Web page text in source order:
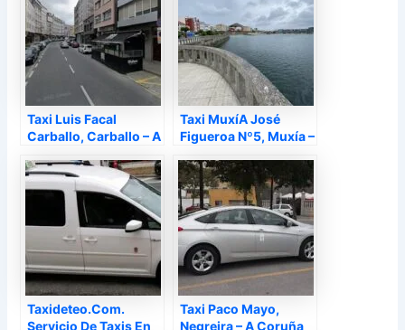
Taxi Luis Facal
Carballo, Carballo – A
Taxi MuxíA José
Figueroa Nº5, Muxía –
Taxideteo.Com.
Servicio De Taxis En
Taxi Paco Mayo,
Negreira – A Coruña